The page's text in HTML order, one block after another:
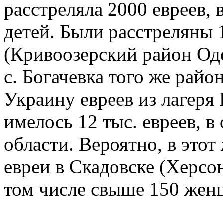
расстреляла 2000
детей. Были расстреляны
(Кривоозерский район
с. Богачевка того же
Украину евреев из
имелось 12 тыс. евреев,
области. Вероятно, в
евреи в Скадовске
том числе свыше 150